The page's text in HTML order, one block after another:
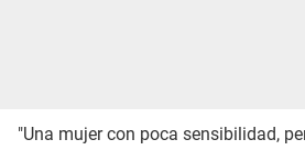
"Una mujer con poca sensibilidad,